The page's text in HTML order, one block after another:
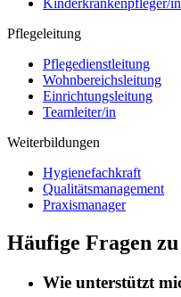
Pflegeleitung
Pflegedienstleitung
Wohnbereichsleitung
Einrichtungsleitung
Teamleiter/in
Weiterbildungen
Hygienefachkraft
Qualitätsmanagement
Praxismanager
Häufige Fragen
Wie unterstützt